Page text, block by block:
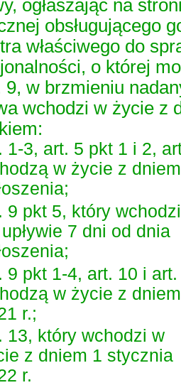
ogłaszając na
obsługującego
właściwego do
o której
9, w brzmieniu
wchodzi w życie z
1-3, art. 5 pkt 1 i 2,
w życie z
9 pkt 5, który
7 dni od dnia
9 pkt 1-4, art. 10 i
w życie z
r.;
13, który wchodzi w
z dniem 1 stycznia
r.